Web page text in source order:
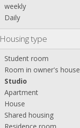
weekly
Daily
Housing type
Student room
Room in owner's house
Studio
Apartment
House
Shared housing